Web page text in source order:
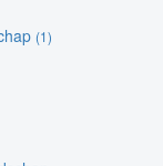
(1)